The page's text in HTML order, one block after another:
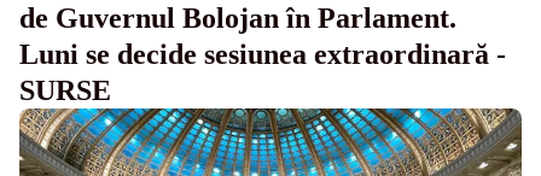
de Guvernul Bolojan în Parlament.
Luni se decide sesiunea extraordinară -
SURSE